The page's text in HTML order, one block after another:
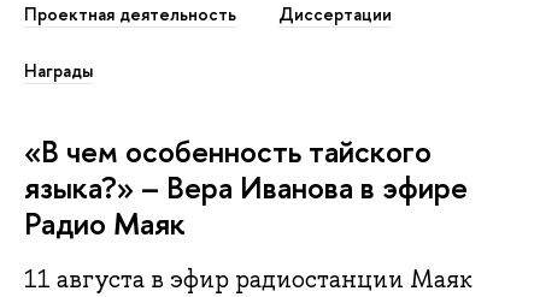
Проектная деятельность Диссертации
Награды
«В чем особенность тайского
языка?» – Вера Иванова в эфире
Радио Маяк
11 августа в эфир радиостанции Маяк